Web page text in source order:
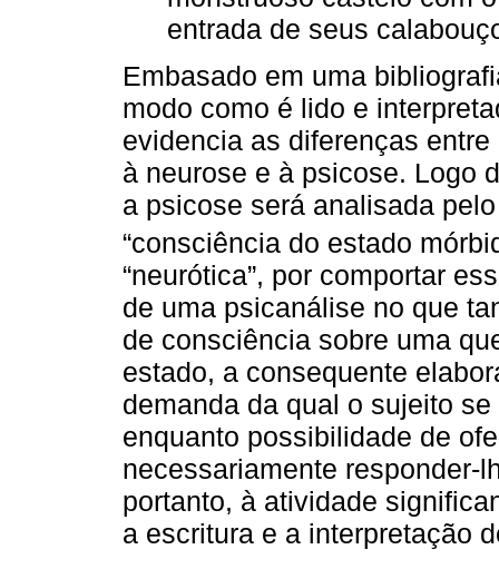
entrada de seus
Embasado em uma
modo como é lido e
evidencia as diferenças
à neurose e à psicose. Logo
a psicose será analisada
“consciência do estado
“neurótica”, por comportar
de uma psicanálise no que
de consciência sobre uma
estado, a consequente
demanda da qual o sujeito
enquanto possibilidade de
necessariamente responder-
portanto, à atividade
a escritura e a interpretação